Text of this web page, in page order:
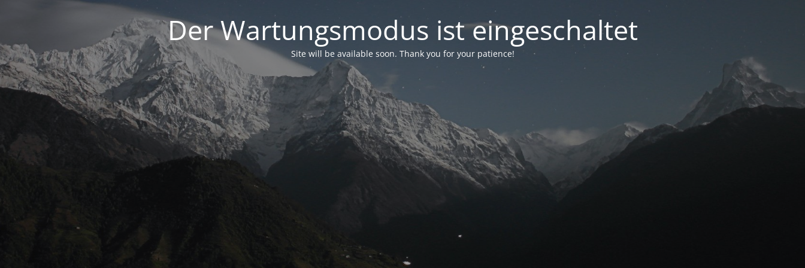
Der Wartungsmodus ist eingeschaltet
Site will be available soon. Thank you for your patience!